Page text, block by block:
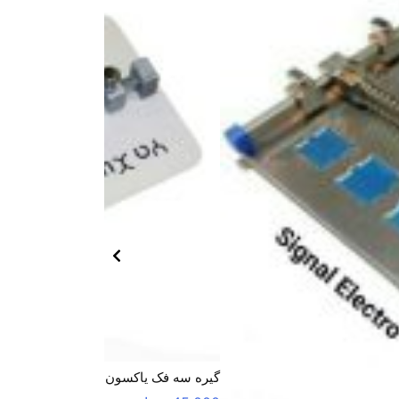
گیره سه فک یاکسون YAXUN